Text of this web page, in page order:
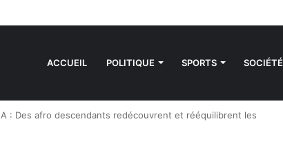
sanctions de la CEDEAO : Le Bénin tend la main au Niger
ACCUEIL POLITIQUE SPORTS SOCIÉTÉ
: Des afro descendants redécouvrent et rééquilibrent les